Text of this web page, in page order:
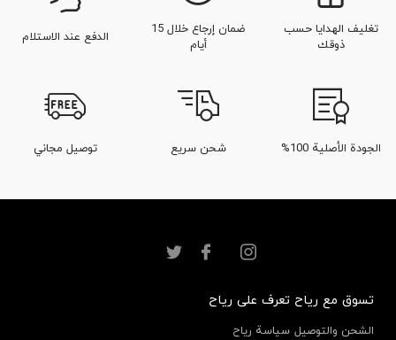
تغليف الهدايا حسب
ذوقك
ضمان إرجاع خلال 15
أيام
الدفع عند الاستلام
الجودة الأصلية 100% شحن سريع توصيل مجاني
تسوق مع رياح
الشحن والتوصيل
تعرف على رياح
سياسة رياح